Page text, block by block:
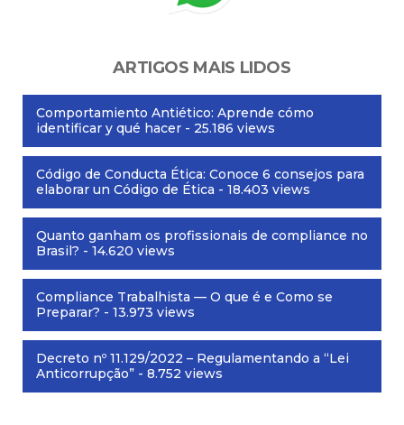
ARTIGOS MAIS LIDOS
Comportamiento Antiético: Aprende cómo
identificar y qué hacer - 25.186 views
Código de Conducta Ética: Conoce 6 consejos para
elaborar un Código de Ética - 18.403 views
Quanto ganham os profissionais de compliance no
Brasil? - 14.620 views
Compliance Trabalhista — O que é e Como se
Preparar? - 13.973 views
Decreto nº 11.129/2022 – Regulamentando a “Lei
Anticorrupção” - 8.752 views